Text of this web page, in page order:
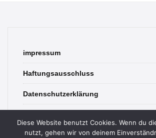
impressum
Haftungsausschluss
Datenschutzerklärung
Diese Website benutzt Cookies. Wenn du
nutzt, gehen wir von deinem